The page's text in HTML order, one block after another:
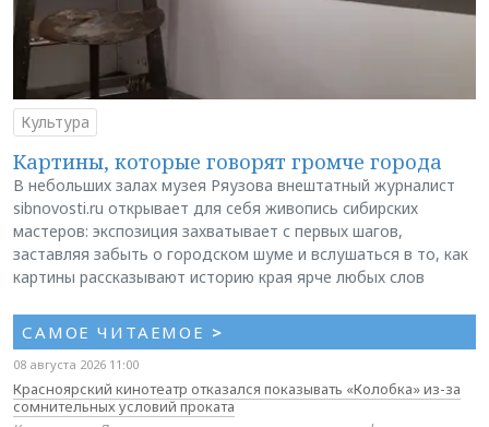
Культура
Картины, которые говорят громче города
В небольших залах музея Ряузова внештатный журналист
sibnovosti.ru открывает для себя живопись сибирских
мастеров: экспозиция захватывает с первых шагов,
заставляя забыть о городском шуме и вслушаться в то, как
картины рассказывают историю края ярче любых слов
САМОЕ ЧИТАЕМОЕ >
08 августа 2026 11:00
Красноярский кинотеатр отказался показывать «Колобка» из-за
сомнительных условий проката